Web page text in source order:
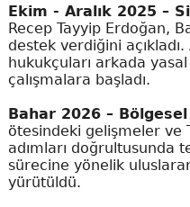
Ekim - Aralık 2025 –
Recep Tayyip Erdoğan,
destek verdiğini
hukukçuları arkada
çalışmalara başladı.
Bahar 2026 –
ötesindeki gelişmeler ve
adımları doğrultusunda
sürecine yönelik
yürütüldü.